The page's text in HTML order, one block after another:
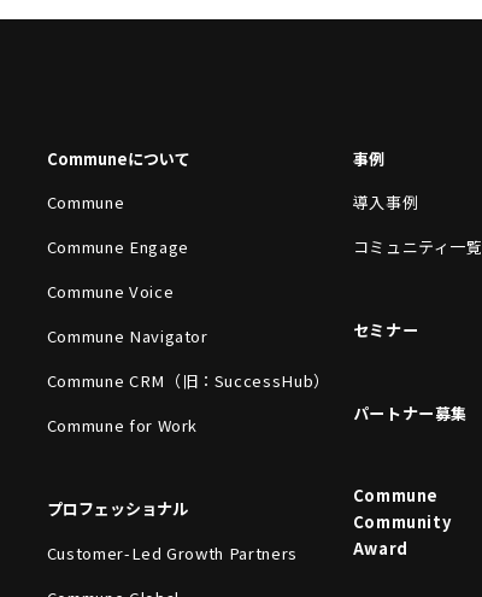
Communeについて
Commune
Commune Engage
Commune Voice
Commune Navigator
Commune CRM（旧：SuccessHub）
Commune for Work
プロフェッショナル
Customer-Led Growth Partners
事例
導入事例
コミュニティ一覧
セミナー
パートナー募集
Commune
Community
Award